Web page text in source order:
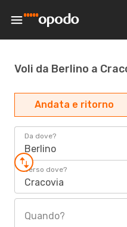
Voli da Berlino a
Andata e ritorno
Da dove?
Berlino
Verso dove?
Cracovia
Quando?